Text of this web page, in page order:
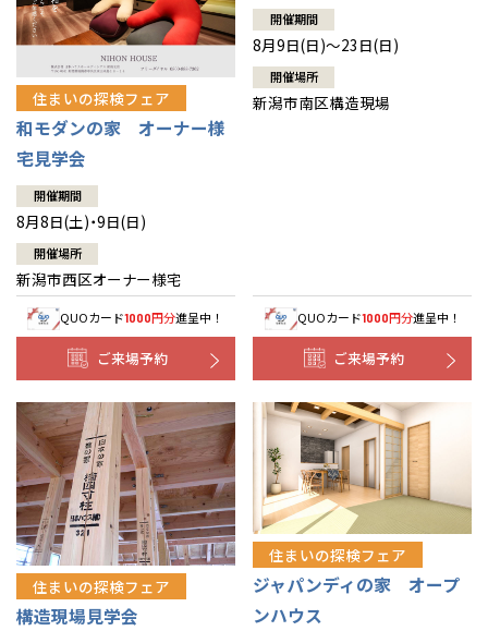
住まいの探検フェア
和モダンの家 オーナー様
宅見学会
開催期間
8月8日(土)・9日(日)
開催場所
新潟市西区オーナー様宅
QUOカード1000円分進呈中！
ご来場予約
開催期間
8月9日(日)～23日(日)
開催場所
新潟市南区構造現場
QUOカード1000円分進呈中！
ご来場予約
住まいの探検フェア
構造現場見学会
住まいの探検フェア
ジャパンディの家 オープ
ンハウス